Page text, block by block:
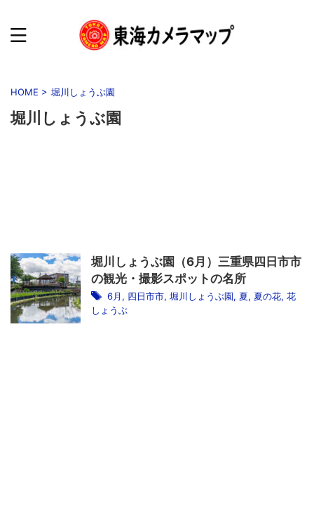
HOME > 堀川しょうぶ園
堀川しょうぶ園
堀川しょうぶ園（6月）三重県四日市市
の観光・撮影スポットの名所
6月, 四日市市, 堀川しょうぶ園, 夏, 夏の花, 花
しょうぶ